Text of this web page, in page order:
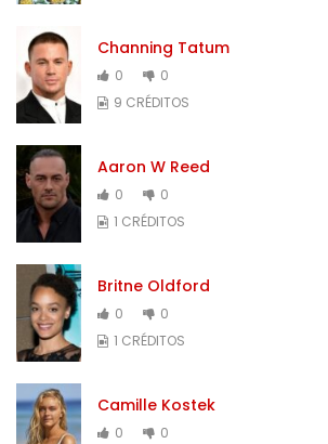
Channing Tatum
0
0
9 CRÉDITOS
Aaron W Reed
0
0
1 CRÉDITOS
Britne Oldford
0
0
1 CRÉDITOS
Camille Kostek
0 0